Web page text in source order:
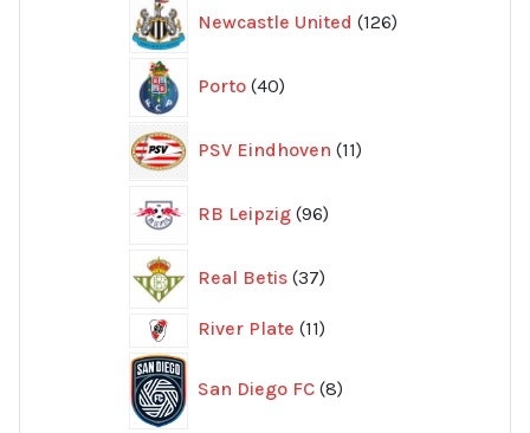
Newcastle United 126
produkter
Porto 40
produkter
PSV Eindhoven 11
produkter
RB Leipzig 96
produkter
Real Betis 37
produkter
River Plate 1111
San Diego FC 8produkter